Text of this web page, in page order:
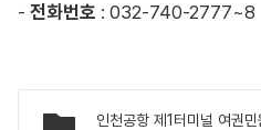
- 전화번호 : 032-740-2777~8
인천공항 제1터미널